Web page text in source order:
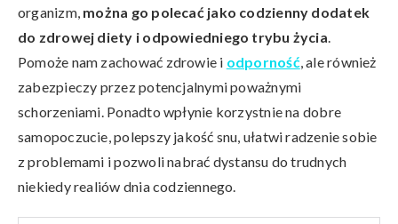
organizm, można go polecać jako codzienny dodatek
do zdrowej diety i odpowiedniego trybu życia.
Pomoże nam zachować zdrowie i odporność, ale również
zabezpieczy przez potencjalnymi poważnymi
schorzeniami. Ponadto wpłynie korzystnie na dobre
samopoczucie, polepszy jakość snu, ułatwi radzenie sobie
z problemami i pozwoli nabrać dystansu do trudnych
niekiedy realiów dnia codziennego.